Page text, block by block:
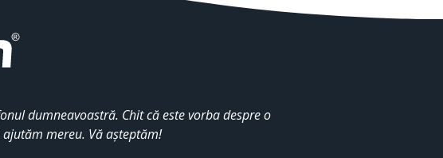
dumneavoastră. Chit că este vorba despre o
mereu. Vă așteptăm!